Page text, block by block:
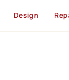
Design